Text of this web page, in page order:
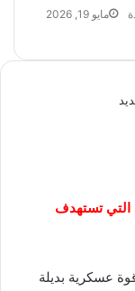
مايو 19, 2026
التي تستهدف
عسكرية بديلة